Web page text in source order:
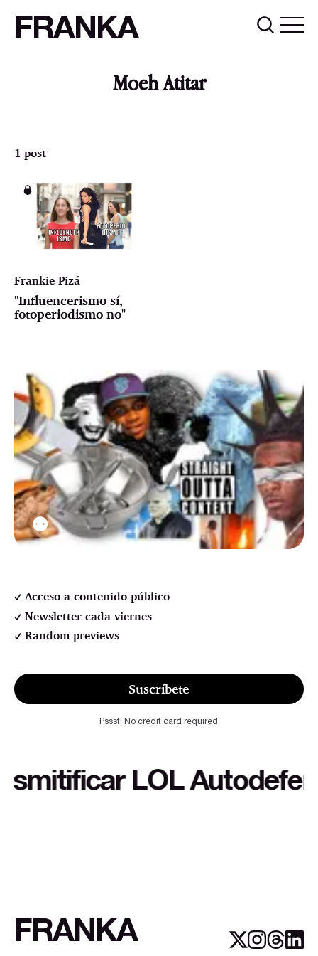
FRANKA
Moeh Atitar
1 post
Frankie Pizá
"Influencerismo sí,
fotoperiodismo no"
⚉
Acceso a contenido público
Newsletter cada viernes
Random previews
Suscríbete
Pssst! No credit card required
LOL
FRANKA